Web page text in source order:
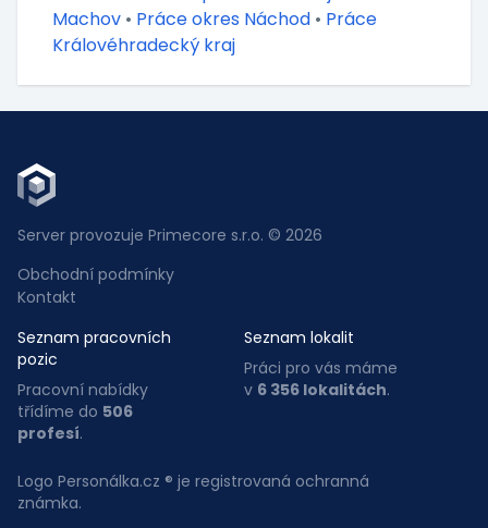
Machov • Práce okres Náchod • Práce
Královéhradecký kraj
Server provozuje Primecore s.r.o. © 2026
Obchodní podmínky
Kontakt
Seznam pracovních
pozic
Pracovní nabídky
třídíme do 506
profesí.
Seznam lokalit
Práci pro vás máme
v 6 356 lokalitách.
Logo Personálka.cz ® je registrovaná ochranná
známka.